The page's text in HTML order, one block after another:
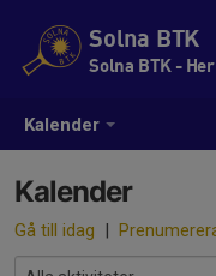
Kalender
Solna BTK
Solna BTK -
Kalender
Gå till idag |